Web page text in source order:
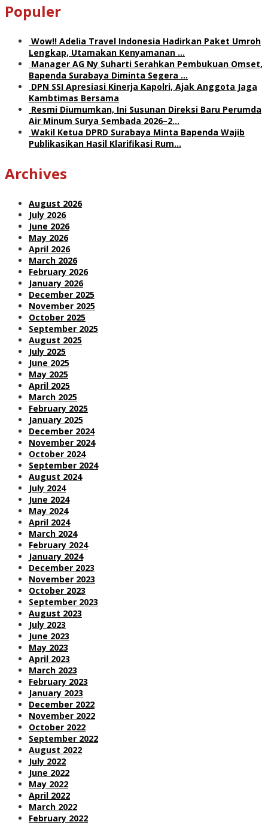
Populer
Wow!! Adelia Travel Indonesia Hadirkan Paket Umroh
Lengkap, Utamakan Kenyamanan …
Manager AG Ny Suharti Serahkan Pembukuan Omset,
Bapenda Surabaya Diminta Segera …
DPN SSI Apresiasi Kinerja Kapolri, Ajak Anggota Jaga
Kambtimas Bersama
Resmi Diumumkan, Ini Susunan Direksi Baru Perumda
Air Minum Surya Sembada 2026–2…
Wakil Ketua DPRD Surabaya Minta Bapenda Wajib
Publikasikan Hasil Klarifikasi Rum…
Archives
August 2026
July 2026
June 2026
May 2026
April 2026
March 2026
February 2026
January 2026
December 2025
November 2025
October 2025
September 2025
August 2025
July 2025
June 2025
May 2025
April 2025
March 2025
February 2025
January 2025
December 2024
November 2024
October 2024
September 2024
August 2024
July 2024
June 2024
May 2024
April 2024
March 2024
February 2024
January 2024
December 2023
November 2023
October 2023
September 2023
August 2023
July 2023
June 2023
May 2023
April 2023
March 2023
February 2023
January 2023
December 2022
November 2022
October 2022
September 2022
August 2022
July 2022
June 2022
May 2022
April 2022
March 2022
February 2022